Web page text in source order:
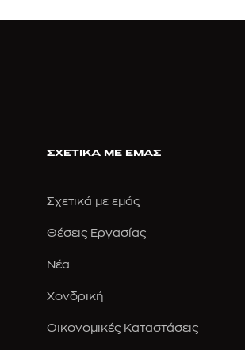
ΣΧΕΤΙΚΑ ΜΕ ΕΜΑΣ
Σχετικά με εμάς
Θέσεις Εργασίας
Νέα
Χονδρική
Οικονομικές Καταστάσεις